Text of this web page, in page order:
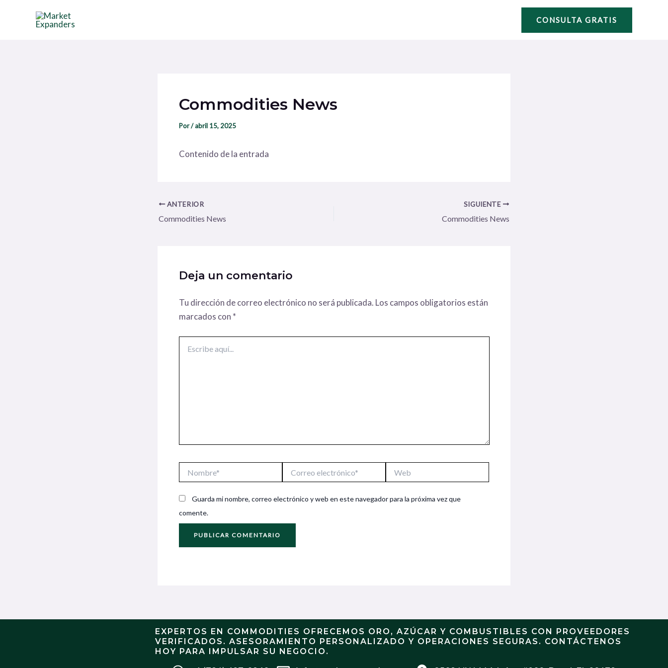
CONSULTA GRATIS
Commodities News
Por/abril 15, 2025
Contenido de la entrada
ANTERIOR
Commodities News
SIGUIENTE
Commodities News
Deja un comentario
Tu dirección de correo electrónico no será publicada. Los campos obligatorios están
marcados con *
aquí...
electrónico*
Guarda mi nombre, correo electrónico y web en este navegador para la próxima vez que
comente.
EXPERTOS EN COMMODITIES OFRECEMOS ORO, AZÚCAR Y COMBUSTIBLES CON PROVEEDORES
VERIFICADOS. ASESORAMIENTO PERSONALIZADO Y OPERACIONES SEGURAS. CONTÁCTENOS
HOY PARA IMPULSAR SU NEGOCIO.